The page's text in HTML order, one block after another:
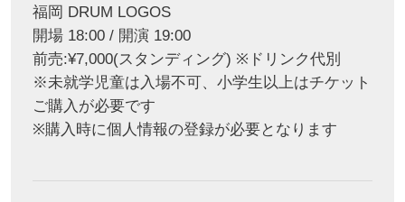
福岡 DRUM LOGOS
開場 18:00 / 開演 19:00
前売:¥7,000(スタンディング) ※ドリンク代別
※未就学児童は入場不可、小学生以上はチケット
ご購入が必要です
※購入時に個人情報の登録が必要となります